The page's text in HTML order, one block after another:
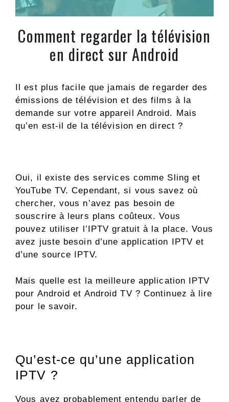
Comment regarder la télévision
en direct sur Android
Il est plus facile que jamais de regarder des
émissions de télévision et des films à la
demande sur votre appareil Android. Mais
qu’en est-il de la télévision en direct ?
Oui, il existe des services comme Sling et
YouTube TV. Cependant, si vous savez où
chercher, vous n’avez pas besoin de
souscrire à leurs plans coûteux. Vous
pouvez utiliser l’IPTV gratuit à la place. Vous
avez juste besoin d’une application IPTV et
d’une source IPTV.
Mais quelle est la meilleure application IPTV
pour Android et Android TV ? Continuez à lire
pour le savoir.
Qu’est-ce qu’une application
IPTV ?
Vous avez probablement entendu parler de